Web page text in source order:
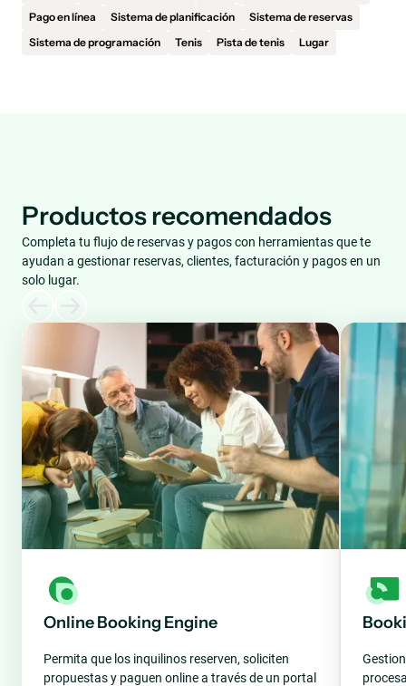
Pago en línea
Sistema de planificación
Sistema de reservas
Sistema de programación
Tenis Pista de tenis Lugar
Productos recomendados
Completa tu flujo de reservas y pagos con herramientas que te
ayudan a gestionar reservas, clientes, facturación y pagos en un
solo lugar.
Online Booking Engine
Permita que los inquilinos reserven, soliciten
propuestas y paguen online a través de un portal